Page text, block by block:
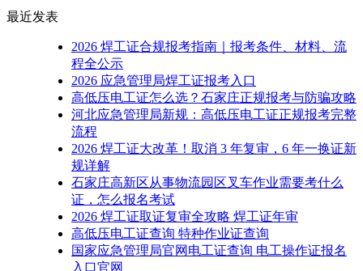
最近发表
2026 焊工证合规报考指南｜报考条件、材料、流
程全公示
2026 应急管理局焊工证报考入口
高低压电工证怎么选？石家庄正规报考与防骗攻略
河北应急管理局新规：高低压电工证正规报考完整
流程
2026 焊工证大改革！取消 3 年复审，6 年一换证新
规详解
石家庄高新区从事物流园区叉车作业需要考什么
证，怎么报名考试
2026 焊工证取证复审全攻略 焊工证年审
高低压电工证查询 特种作业证查询
国家应急管理局官网电工证查询 电工操作证报名
入口官网